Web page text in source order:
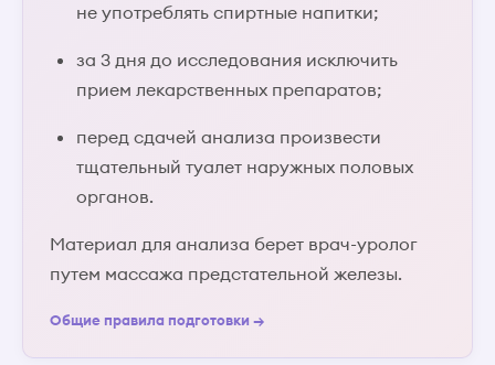
не употреблять спиртные напитки;
за 3 дня до исследования исключить
прием лекарственных препаратов;
перед сдачей анализа произвести
тщательный туалет наружных половых
органов.
Материал для анализа берет врач-уролог
путем массажа предстательной железы.
Общие правила подготовки →